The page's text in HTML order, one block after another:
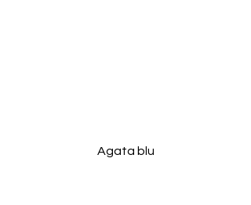
Agata blu